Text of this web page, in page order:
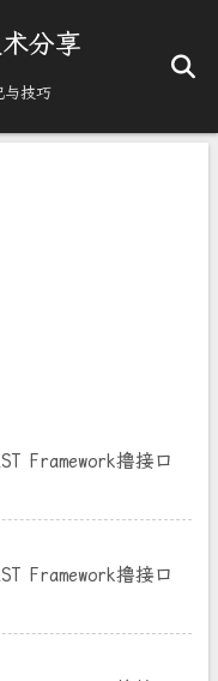
分享
与技巧
Framework撸接口
Framework撸接口